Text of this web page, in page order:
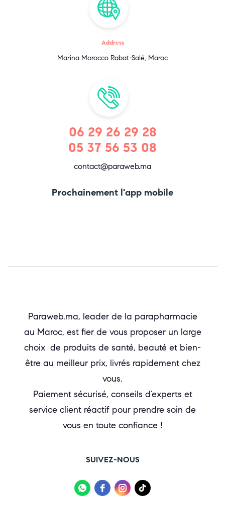
Address
Marina Morocco Rabat-Salé, Maroc
06 29 26 29 28
05 37 56 53 08
contact@paraweb.ma
Prochainement l'app mobile
Paraweb.ma, leader de la parapharmacie
au Maroc, est fier de vous proposer un large
choix de produits de santé, beauté et bien-
être au meilleur prix, livrés rapidement chez
vous.
Paiement sécurisé, conseils d’experts et
service client réactif pour prendre soin de
vous en toute confiance !
SUIVEZ-NOUS